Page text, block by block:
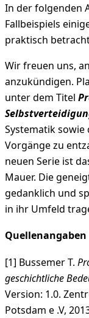
In der folgenden
Fallbeispiels
praktisch
Wir freuen uns,
anzukündigen.
unter dem Titel
Systematik
Vorgänge zu
neuen Serie ist
Mauer. Die
gedanklich und
in ihr Umfeld
Quellenangaben
[1] Bussemer T.
geschichtliche
Version: 1.0.
Potsdam e .V,